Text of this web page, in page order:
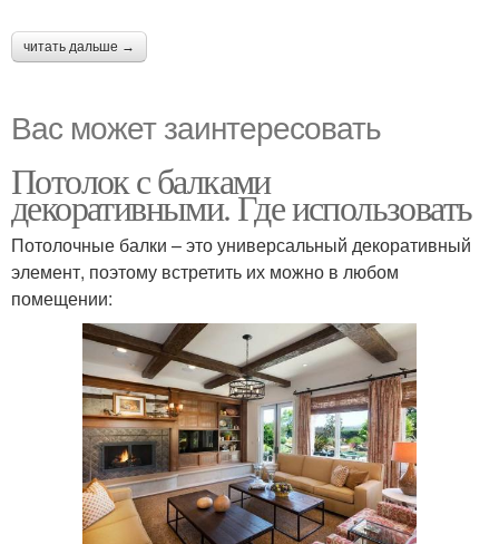
читать дальше →
Вас может заинтересовать
Потолок с балками
декоративными. Где использовать
Потолочные балки – это универсальный декоративный
элемент, поэтому встретить их можно в любом
помещении: